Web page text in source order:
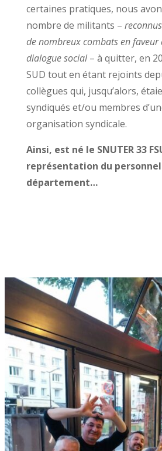
certaines pratiques, nous
nombre de militants –
de nombreux combats en faveur
dialogue social – à quitter, en
SUD tout en étant rejoints
collègues qui, jusqu’alors,
syndiqués et/ou membres
organisation syndicale.
Ainsi, est né le SNUTER 33
représentation du
département…